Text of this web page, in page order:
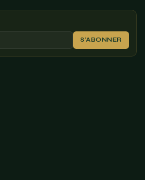
S'ABONNER